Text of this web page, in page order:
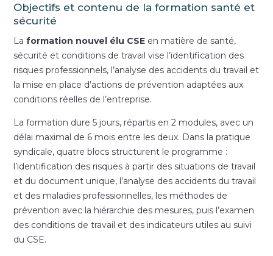
Objectifs et contenu de la formation santé et
sécurité
Laformation nouvel élu CSE en matière de santé,
sécurité et conditions de travail vise l’identification des
risques professionnels, l’analyse des accidents du travail et
la mise en place d’actions de prévention adaptées aux
conditions réelles de l’entreprise.
La formation dure 5 jours, répartis en 2 modules, avec un
délai maximal de 6 mois entre les deux. Dans la pratique
syndicale, quatre blocs structurent le programme :
l’identification des risques à partir des situations de travail
et du document unique, l’analyse des accidents du travail
et des maladies professionnelles, les méthodes de
prévention avec la hiérarchie des mesures, puis l’examen
des conditions de travail et des indicateurs utiles au suivi
du CSE.